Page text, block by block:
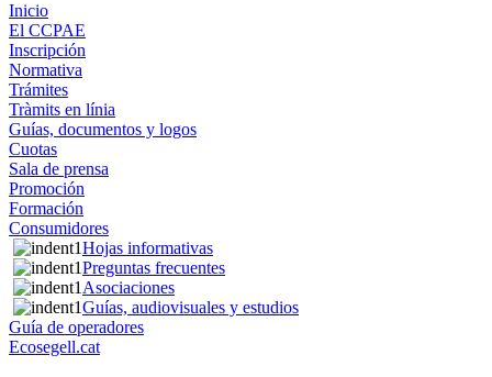
Inicio
El CCPAE
Inscripción
Normativa
Trámites
Tràmits en línia
Guías, documentos y logos
Cuotas
Sala de prensa
Promoción
Formación
Consumidores
Hojas informativas
Preguntas frecuentes
Asociaciones
Guías, audiovisuales y estudios
Guía de operadores
Ecosegell.cat